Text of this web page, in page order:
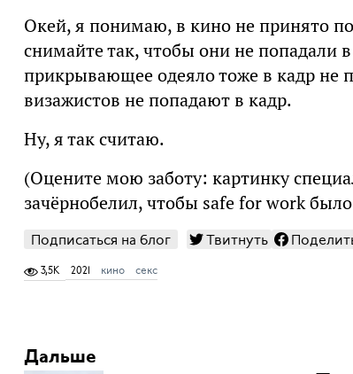
Окей, я понимаю, в кино не принято
снимайте так, чтобы они не попадали
прикрывающее одеяло тоже в кадр не
визажистов не попадают в кадр.
Ну, я так считаю.
(Оцените мою заботу: картинку
зачёрнобелил, чтобы safe for work
Подписаться на блог Твитнуть
3,5K 2021 кино секс
Дальше